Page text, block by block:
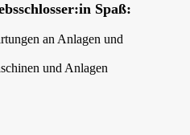
Spaß:
an Anlagen und
und Anlagen